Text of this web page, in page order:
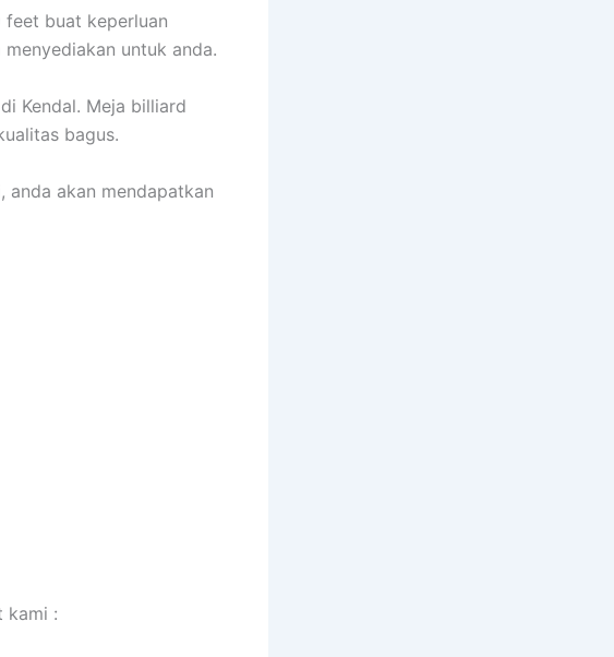
buat keperluan
untuk anda.
Kendal. Meja billiard
bagus.
akan mendapatkan
kami :